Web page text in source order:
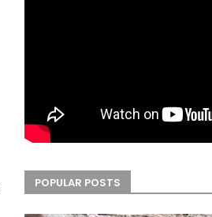
POPULAR POSTS